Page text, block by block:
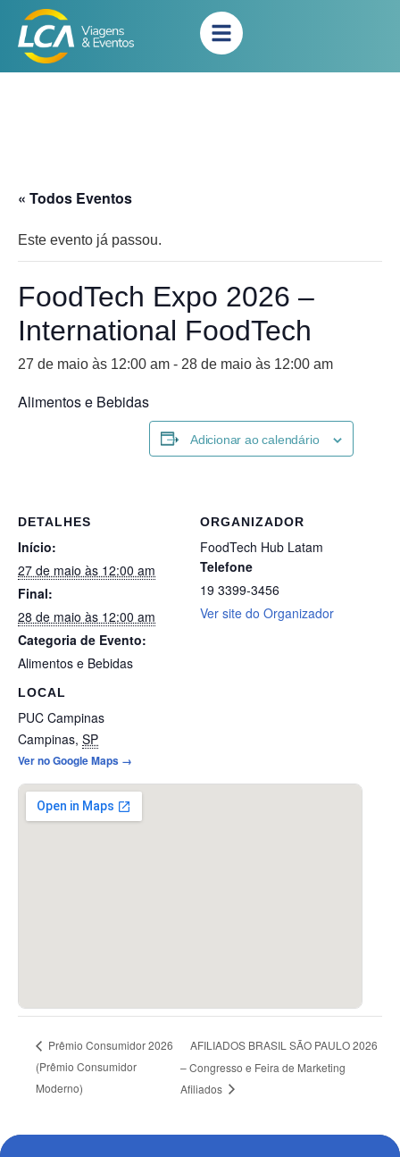
« Todos Eventos
Este evento já passou.
FoodTech Expo 2026 –
International FoodTech
27 de maio às 12:00 am - 28 de maio às 12:00 am
Alimentos e Bebidas
Adicionar ao calendário
DETALHES
Início:
27 de maio às 12:00 am
Final:
28 de maio às 12:00 am
Categoria de Evento:
Alimentos e Bebidas
LOCAL
PUC Campinas
Campinas, SP
Ver no Google Maps →
ORGANIZADOR
FoodTech Hub Latam
Telefone
19 3399-3456
Ver site do Organizador
Prêmio Consumidor 2026
(Prêmio Consumidor
Moderno)
AFILIADOS BRASIL SÃO PAULO 2026
– Congresso e Feira de Marketing
Afiliados